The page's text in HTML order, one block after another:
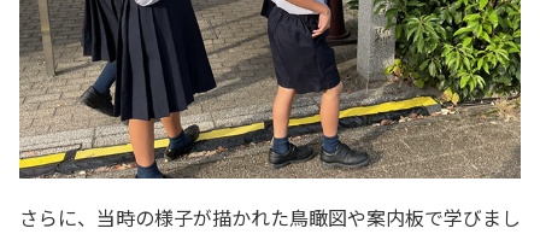
さらに、当時の様子が描かれた鳥瞰図や案内板で学びまし